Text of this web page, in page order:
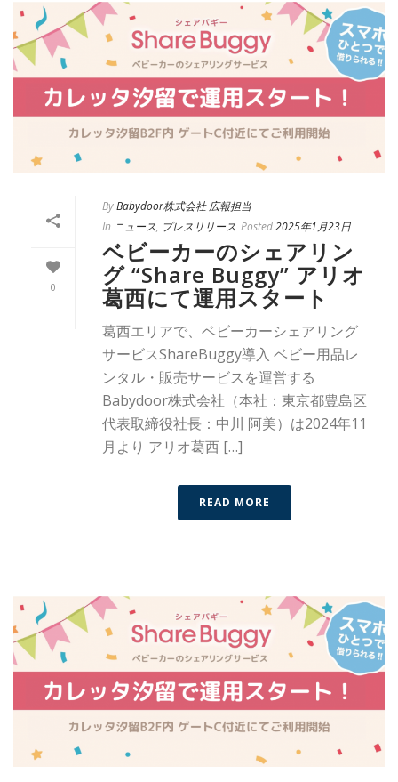
0
ByBabydoor株式会社 広報担当
In ニュース, プレスリリース Posted2025年1月23日
ベビーカーのシェアリン
グ “Share Buggy” アリオ
葛西にて運用スタート
葛西エリアで、ベビーカーシェアリング
サービスShareBuggy導入 ベビー用品レ
ンタル・販売サービスを運営する
Babydoor株式会社（本社：東京都豊島区
代表取締役社長：中川 阿美）は2024年11
月より アリオ葛西 […]
READ MORE